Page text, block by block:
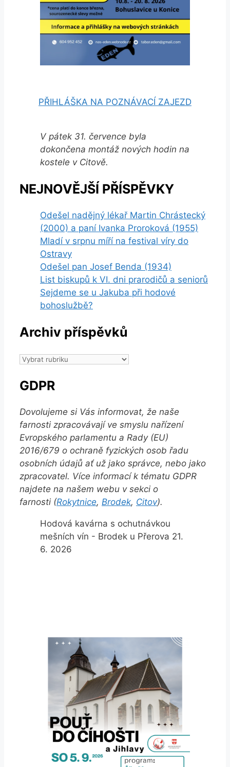
PŘIHLÁŠKA NA POZNÁVACÍ ZAJEZD
V pátek 31. července byla
dokončena montáž nových hodin na
kostele v Citově.
NEJNOVĚJŠÍ PŘÍSPĚVKY
Odešel nadějný lékař Martin Chrástecký
(2000) a paní Ivanka Proroková (1955)
Mladí v srpnu míří na festival víry do
Ostravy
Odešel pan Josef Benda (1934)
List biskupů k VI. dni prarodičů a seniorů
Sejdeme se u Jakuba při hodové
bohoslužbě?
Archiv příspěvků
Archiv
GDPR
Dovolujeme si Vás informovat, že naše
farnosti zpracovávají ve smyslu nařízení
Evropského parlamentu a Rady (EU)
2016/679 o ochraně fyzických osob řadu
osobních údajů ať už jako správce, nebo jako
zpracovatel. Více informací k tématu GDPR
najdete na našem webu v sekci o
farnosti (Rokytnice, Brodek, Citov).
Hodová kavárna s ochutnávkou
mešních vín - Brodek u Přerova 21.
6. 2026